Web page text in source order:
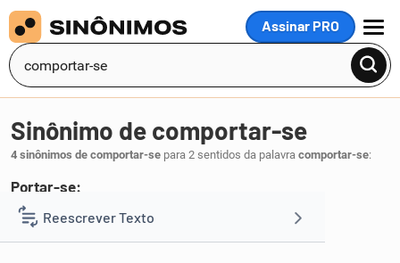
Assinar PRO
MENU
Reescrever Texto
Sinônimo de comportar-se
4 sinônimos de comportar-se para 2 sentidos da palavra comportar-se:
Portar-se:
1 proceder,conduzir